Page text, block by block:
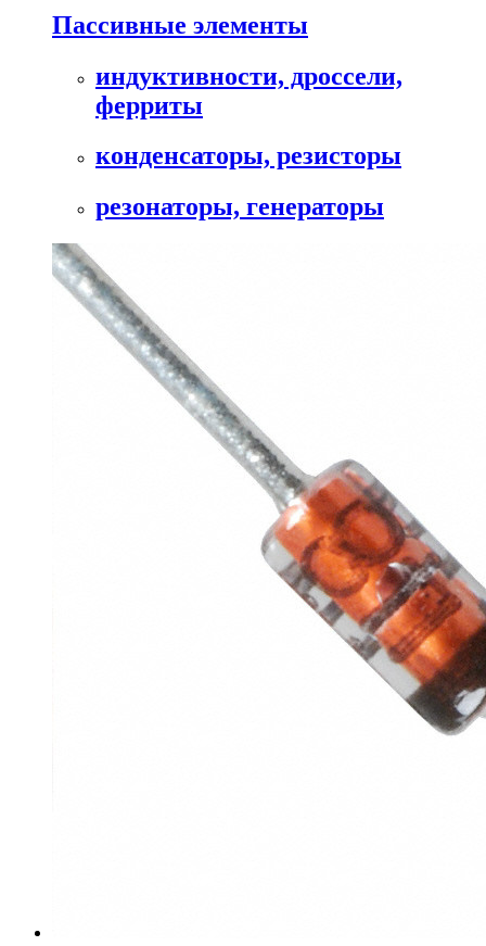
Пассивные элементы
индуктивности, дроссели,
ферриты
конденсаторы, резисторы
резонаторы, генераторы